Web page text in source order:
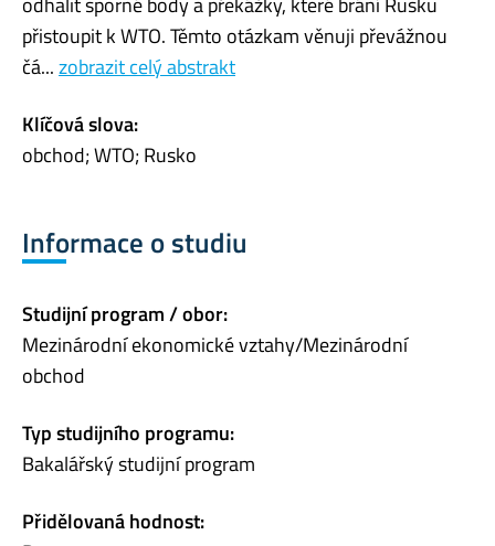
přistoupit k WTO. Těmto otázkam věnuji převážnou
čá...zobrazit celý abstrakt
Klíčová slova:
obchod; WTO; Rusko
Informace o studiu
Studijní program / obor:
Mezinárodní ekonomické vztahy/Mezinárodní
obchod
Typ studijního programu:
Bakalářský studijní program
Přidělovaná hodnost: